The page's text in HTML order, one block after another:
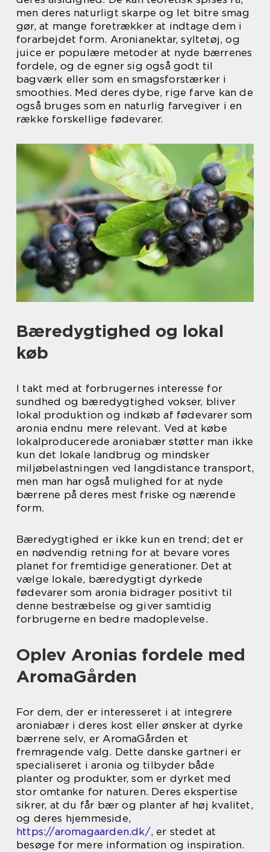
men deres naturligt skarpe og let bitre smag
gør, at mange foretrækker at indtage dem i
forarbejdet form. Aronianektar, syltetøj, og
juice er populære metoder at nyde bærrenes
fordele, og de egner sig også godt til
bagværk eller som en smagsforstærker i
smoothies. Med deres dybe, rige farve kan de
også bruges som en naturlig farvegiver i en
række forskellige fødevarer.
Bæredygtighed og lokal
køb
I takt med at forbrugernes interesse for
sundhed og bæredygtighed vokser, bliver
lokal produktion og indkøb af fødevarer som
aronia endnu mere relevant. Ved at købe
lokalproducerede aroniabær støtter man ikke
kun det lokale landbrug og mindsker
miljøbelastningen ved langdistance transport,
men man har også mulighed for at nyde
bærrene på deres mest friske og nærende
form.
Bæredygtighed er ikke kun en trend; det er
en nødvendig retning for at bevare vores
planet for fremtidige generationer. Det at
vælge lokale, bæredygtigt dyrkede
fødevarer som aronia bidrager positivt til
denne bestræbelse og giver samtidig
forbrugerne en bedre madoplevelse.
Oplev Aronias fordele med
AromaGården
For dem, der er interesseret i at integrere
aroniabær i deres kost eller ønsker at dyrke
bærrene selv, er AromaGården et
fremragende valg. Dette danske gartneri er
specialiseret i aronia og tilbyder både
planter og produkter, som er dyrket med
stor omtanke for naturen. Deres ekspertise
sikrer, at du får bær og planter af høj kvalitet,
og deres hjemmeside,
https://aromagaarden.dk/, er stedet at
besøge for mere information og inspiration.